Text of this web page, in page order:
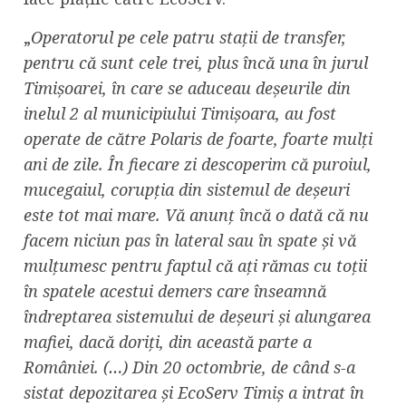
„Operatorul pe cele patru stații de transfer,
pentru că sunt cele trei, plus încă una în jurul
Timișoarei, în care se aduceau deșeurile din
inelul 2 al municipiului Timișoara, au fost
operate de către Polaris de foarte, foarte mulți
ani de zile. În fiecare zi descoperim că puroiul,
mucegaiul, corupția din sistemul de deșeuri
este tot mai mare. Vă anunț încă o dată că nu
facem niciun pas în lateral sau în spate și vă
mulțumesc pentru faptul că ați rămas cu toții
în spatele acestui demers care înseamnă
îndreptarea sistemului de deșeuri și alungarea
mafiei, dacă doriți, din această parte a
României. (…) Din 20 octombrie, de când s-a
sistat depozitarea și EcoServ Timiș a intrat în